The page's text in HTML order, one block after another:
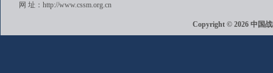
网 址：http://www.cssm.org.cn
Copyright © 2026 中国